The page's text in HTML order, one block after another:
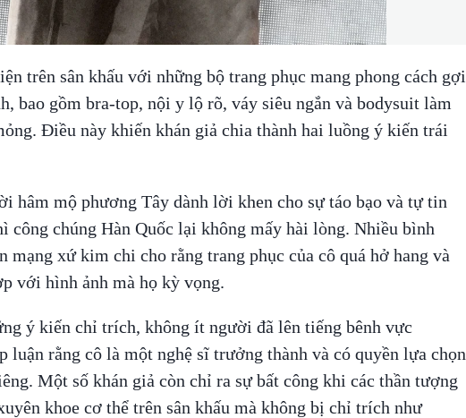
trên sân khấu với những bộ trang phục mang phong cách gợi
bao gồm bra-top, nội y lộ rõ, váy siêu ngắn và bodysuit làm
Điều này khiến khán giả chia thành hai luồng ý kiến trái
hâm mộ phương Tây dành lời khen cho sự táo bạo và tự tin
công chúng Hàn Quốc lại không mấy hài lòng. Nhiều bình
mạng xứ kim chi cho rằng trang phục của cô quá hở hang và
với hình ảnh mà họ kỳ vọng.
ý kiến chỉ trích, không ít người đã lên tiếng bênh vực
luận rằng cô là một nghệ sĩ trưởng thành và có quyền lựa chọn
Một số khán giả còn chỉ ra sự bất công khi các thần tượng
khoe cơ thể trên sân khấu mà không bị chỉ trích như